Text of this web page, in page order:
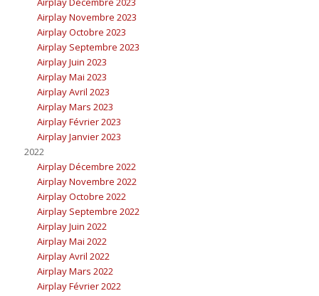
Airplay Novembre 2023
Airplay Octobre 2023
Airplay Septembre 2023
Airplay Juin 2023
Airplay Mai 2023
Airplay Avril 2023
Airplay Mars 2023
Airplay Février 2023
Airplay Janvier 2023
2022
Airplay Décembre 2022
Airplay Novembre 2022
Airplay Octobre 2022
Airplay Septembre 2022
Airplay Juin 2022
Airplay Mai 2022
Airplay Avril 2022
Airplay Mars 2022
Airplay Février 2022